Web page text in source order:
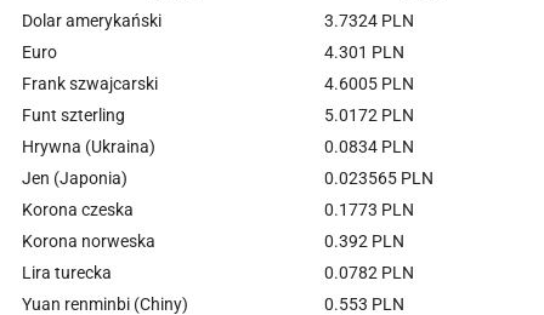
Dolar amerykański
3.7324 PLN
Euro
4.301 PLN
Frank szwajcarski
4.6005 PLN
Funt szterling
5.0172 PLN
Hrywna (Ukraina)
0.0834 PLN
Jen (Japonia)
0.023565 PLN
Korona czeska
0.1773 PLN
Korona norweska
0.392 PLN
Lira turecka
0.0782 PLN
Yuan renminbi (Chiny)
0.553 PLN